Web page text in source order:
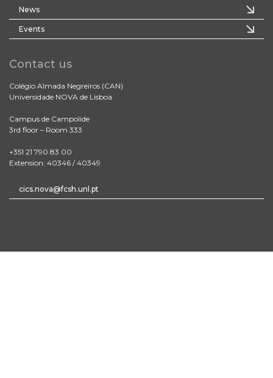
News
Events
Contact us
Colégio Almada Negreiros (CAN)
Universidade NOVA de Lisboa
Campus de Campolide
3rd floor – Room 333
+351 21 790 83 00
Extension: 40346 / 40349
cics.nova@fcsh.unl.pt